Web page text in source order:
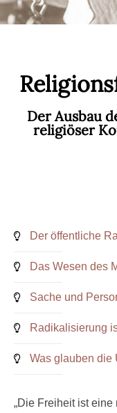
Thema
Der Ausbau
religiöser
Der öffentliche
Das Wesen des
Sache und
Radikalisierung
Was glauben die
„Die Freiheit ist